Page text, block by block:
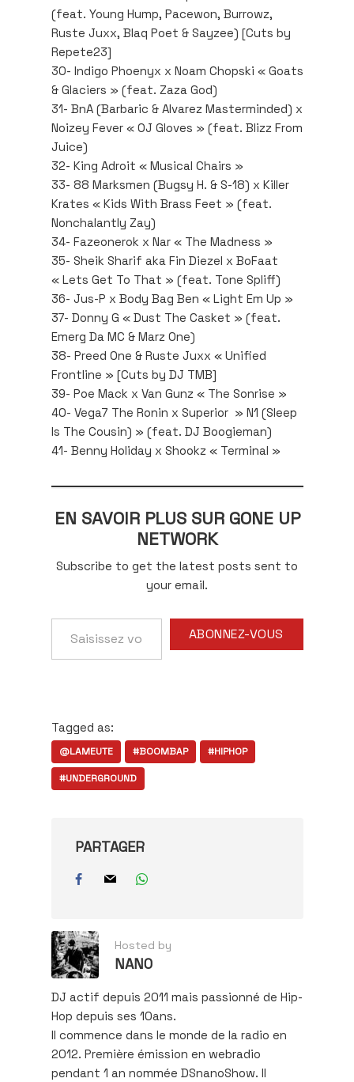
(feat. Young Hump, Pacewon, Burrowz,
Ruste Juxx, Blaq Poet & Sayzee) [Cuts by
Repete23]
30- Indigo Phoenyx x Noam Chopski « Goats
& Glaciers » (feat. Zaza God)
31- BnA (Barbaric & Alvarez Masterminded) x
Noizey Fever « OJ Gloves » (feat. Blizz From
Juice)
32- King Adroit « Musical Chairs »
33- 88 Marksmen (Bugsy H. & S-18) x Killer
Krates « Kids With Brass Feet » (feat.
Nonchalantly Zay)
34- Fazeonerok x Nar « The Madness »
35- Sheik Sharif aka Fin Diezel x BoFaat
« Lets Get To That » (feat. Tone Spliff)
36- Jus-P x Body Bag Ben « Light Em Up »
37- Donny G « Dust The Casket » (feat.
Emerg Da MC & Marz One)
38- Preed One & Ruste Juxx « Unified
Frontline » [Cuts by DJ TMB]
39- Poe Mack x Van Gunz « The Sonrise »
40- Vega7 The Ronin x Superior » N1 (Sleep
Is The Cousin) » (feat. DJ Boogieman)
41- Benny Holiday x Shookz « Terminal »
EN SAVOIR PLUS SUR GONE UP
NETWORK
Subscribe to get the latest posts sent to
your email.
votre
adresse
ABONNEZ-VOUS
Tagged as:
@LAMEUTE #BOOMBAP #HIPHOP
#UNDERGROUND
PARTAGER
Hosted by
NANO
DJ actif depuis 2011 mais passionné de Hip-
Hop depuis ses 10ans.
Il commence dans le monde de la radio en
2012. Première émission en webradio
pendant 1 an nommée DSnanoShow. Il